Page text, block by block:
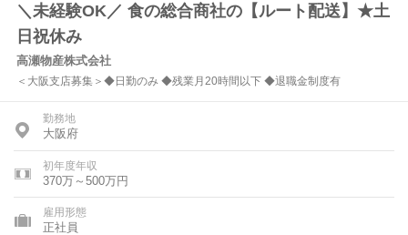
＼未経験OK／ 食の総合商社の【ルート配送】★土
日祝休み
高瀬物産株式会社
＜大阪支店募集＞◆日勤のみ ◆残業月20時間以下 ◆退職金制度有
勤務地
大阪府
初年度年収
370万～500万円
雇用形態
正社員